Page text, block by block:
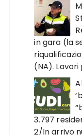
in gara (la
(NA).
3.797
2/In arrivo